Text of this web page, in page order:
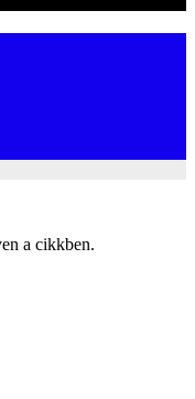
a cikkben.